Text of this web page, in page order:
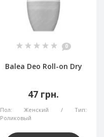
0
Balea Deo Roll-on Dry
47 грн.
Пол: Женский
Тип:
Роликовый